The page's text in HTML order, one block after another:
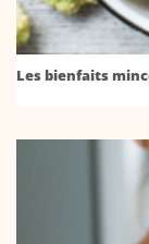
Les bienfaits